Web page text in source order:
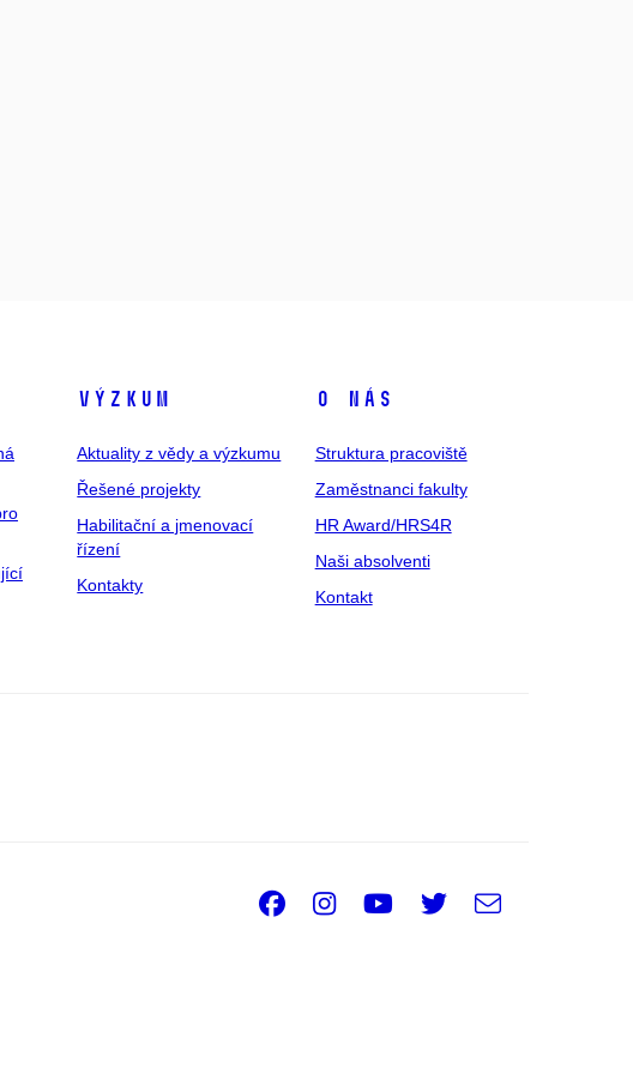
Výzkum
Aktuality z vědy a výzkumu
Řešené projekty
Habilitační a jmenovací
řízení
Kontakty
O nás
Struktura pracoviště
Zaměstnanci fakulty
HR Award/HRS4R
Naši absolventi
Kontakt
Facebook
Instagram
Youtube
Twitter
e-